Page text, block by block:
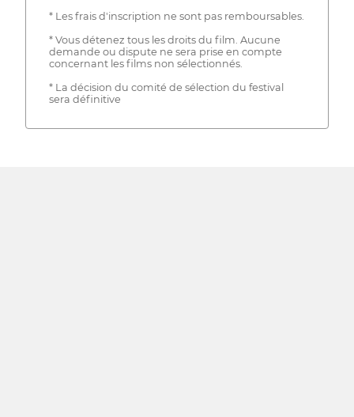
* Les frais d'inscription ne sont pas remboursables.
* Vous détenez tous les droits du film. Aucune
demande ou dispute ne sera prise en compte
concernant les films non sélectionnés.
* La décision du comité de sélection du festival
sera définitive